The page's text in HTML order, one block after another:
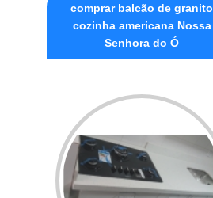
comprar balcão de granito
cozinha americana Nossa
Senhora do Ó